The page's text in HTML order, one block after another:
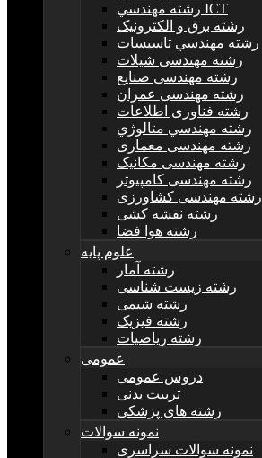
رشته مهندسي ICT
رشته برق و الکترونيک
رشته مهندسي تاسيسات
رشته مهندسی شیلات
رشته مهندسی صنایع
رشته مهندسی عمران
رشته فناوری اطلاعات
رشته مهندسي متالوژي
رشته مهندسی معماری
رشته مهندسی مکانیک
رشته مهندسی کامپیوتر
رشته مهندسی کشاورزی
رشته نقشه کشی
رشته هوا فضا
علوم پایه
رشته آمار
رشته زیست شناسی
رشته شیمی
رشته فیزیک
رشته ریاضیات
عمومی
دروس عمومی
تربیت بدنی
رشته های پزشکی
نمونه سوالات
نمونه سوالات سراسری